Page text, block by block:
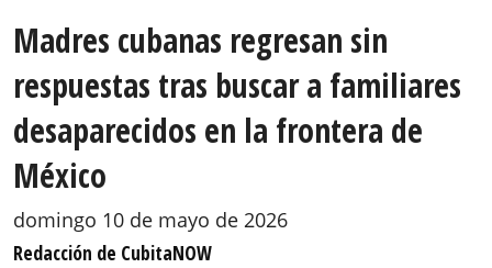
Madres cubanas regresan sin
respuestas tras buscar a familiares
desaparecidos en la frontera de
México
domingo 10 de mayo de 2026
Redacción de CubitaNOW